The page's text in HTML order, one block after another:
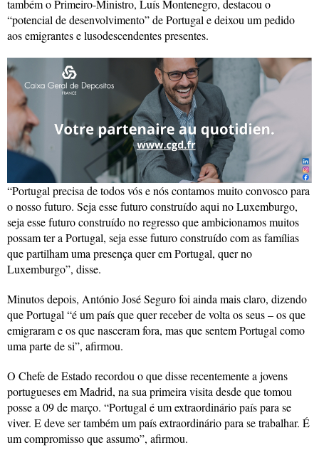
também o Primeiro-Ministro, Luís Montenegro, destacou o
“potencial de desenvolvimento” de Portugal e deixou um pedido
aos emigrantes e lusodescendentes presentes.
“Portugal precisa de todos vós e nós contamos muito convosco para
o nosso futuro. Seja esse futuro construído aqui no Luxemburgo,
seja esse futuro construído no regresso que ambicionamos muitos
possam ter a Portugal, seja esse futuro construído com as famílias
que partilham uma presença quer em Portugal, quer no
Luxemburgo”, disse.
Minutos depois, António José Seguro foi ainda mais claro, dizendo
que Portugal “é um país que quer receber de volta os seus – os que
emigraram e os que nasceram fora, mas que sentem Portugal como
uma parte de si”, afirmou.
O Chefe de Estado recordou o que disse recentemente a jovens
portugueses em Madrid, na sua primeira visita desde que tomou
posse a 09 de março. “Portugal é um extraordinário país para se
viver. E deve ser também um país extraordinário para se trabalhar. É
um compromisso que assumo”, afirmou.